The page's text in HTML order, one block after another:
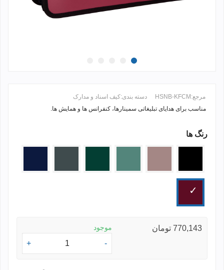
مرجع: HSNB-KFCM دسته بندی:کیف اسناد و مدارک
مناسب برای هدایای تبلیغاتی سمینارها، کنفرانس ها و همایش ها.
ادامه مطلب +
رنگ ها
770,143 تومان موجود
-
+